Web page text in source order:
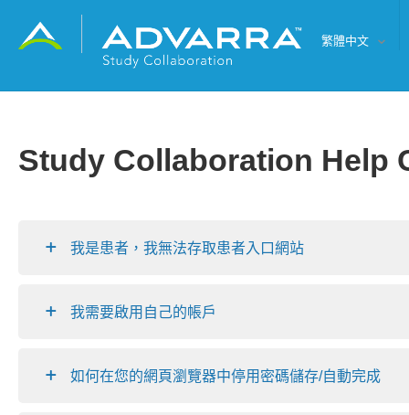
繁體中文
Study Collaboration Help
我是患者，我無法存取患者入口網站
我需要啟用自己的帳戶
如何在您的網頁瀏覽器中停用密碼儲存/自動完成